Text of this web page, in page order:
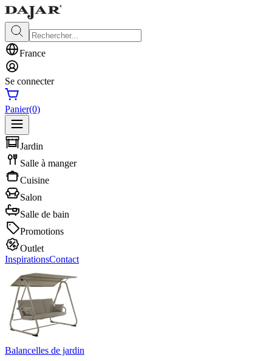
France
Se connecter
Panier(0)
Jardin
Salle à manger
Cuisine
Salon
Salle de bain
Promotions
Outlet
InspirationsContact
Balancelles de jardin